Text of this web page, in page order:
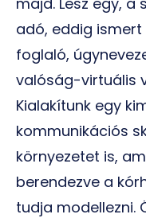
adó, eddig
foglaló,
valóság-virtuális
Kialakítunk egy
kommunikációs
környezetet is,
berendezve a
tudja modellezni.